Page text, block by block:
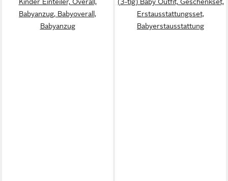
Babyanzug, Babyoverall,
Babyanzug
Erstausstattungsset,
Babyerstausstattung